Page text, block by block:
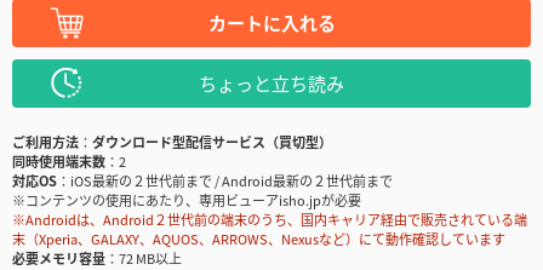
カートに入れる
ちょっと立ち読み
ご利用方法
ダウンロード型配信サービス（買切型）
同時使用端末数
2
対応OS
iOS最新の２世代前まで / Android最新の２世代前まで
※コンテンツの使用にあたり、専用ビューアisho.jpが必要
※Androidは、Android２世代前の端末のうち、国内キャリア経由で販売されている端
末（Xperia、GALAXY、AQUOS、ARROWS、Nexusなど）にて動作確認しています
必要メモリ容量
72 MB以上